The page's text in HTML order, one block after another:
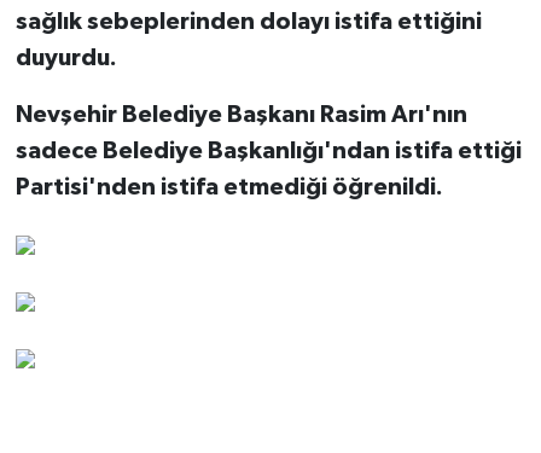
sağlık sebeplerinden dolayı istifa ettiğini
duyurdu.
Nevşehir Belediye Başkanı Rasim Arı'nın
sadece BelediyeBaşkanlığı'ndan istifa ettiği
Partisi'nden istifa etmediği öğrenildi.